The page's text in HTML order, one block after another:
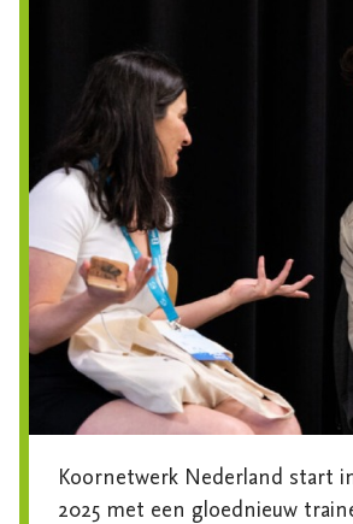
Koornetwerk Nederland start
2025 met een gloednieuw